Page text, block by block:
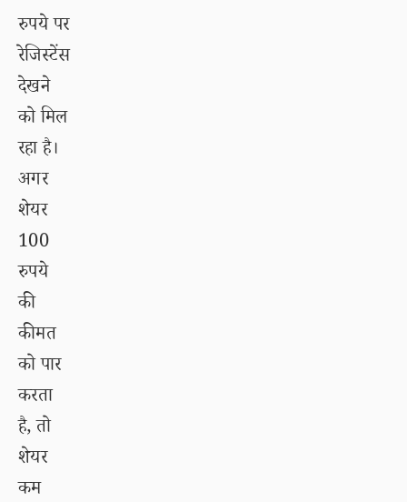
रुपये पर
रेजिस्टेंस
देखने
को मिल
रहा है।
अगर
शेयर
100
रुपये
की
कीमत
को पार
करता
है, तो
शेयर
कम